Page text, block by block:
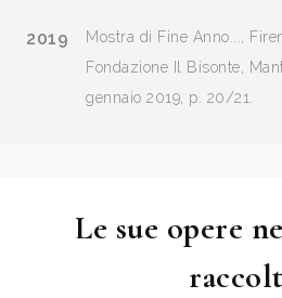
2019
Mostra di Fine Anno...,
Fondazione Il Bisonte,
gennaio 2019, p. 20/21.
Le sue opere